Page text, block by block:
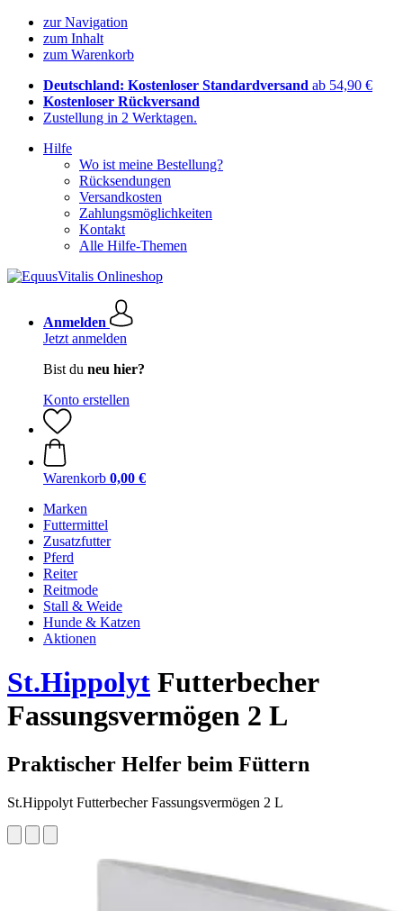
zur Navigation
zum Inhalt
zum Warenkorb
Deutschland: Kostenloser Standardversand ab 54,90 €
Kostenloser Rückversand
Zustellung in 2 Werktagen.
Hilfe
Wo ist meine Bestellung?
Rücksendungen
Versandkosten
Zahlungsmöglichkeiten
Kontakt
Alle Hilfe-Themen
Anmelden
Jetzt anmelden
Bist du neu hier?
Konto erstellen
Warenkorb 0,00 €
Marken
Futtermittel
Zusatzfutter
Pferd
Reiter
Reitmode
Stall & Weide
Hunde & Katzen
Aktionen
St.Hippolyt Futterbecher
Fassungsvermögen 2 L
Praktischer Helfer beim Füttern
St.Hippolyt Futterbecher Fassungsvermögen 2 L